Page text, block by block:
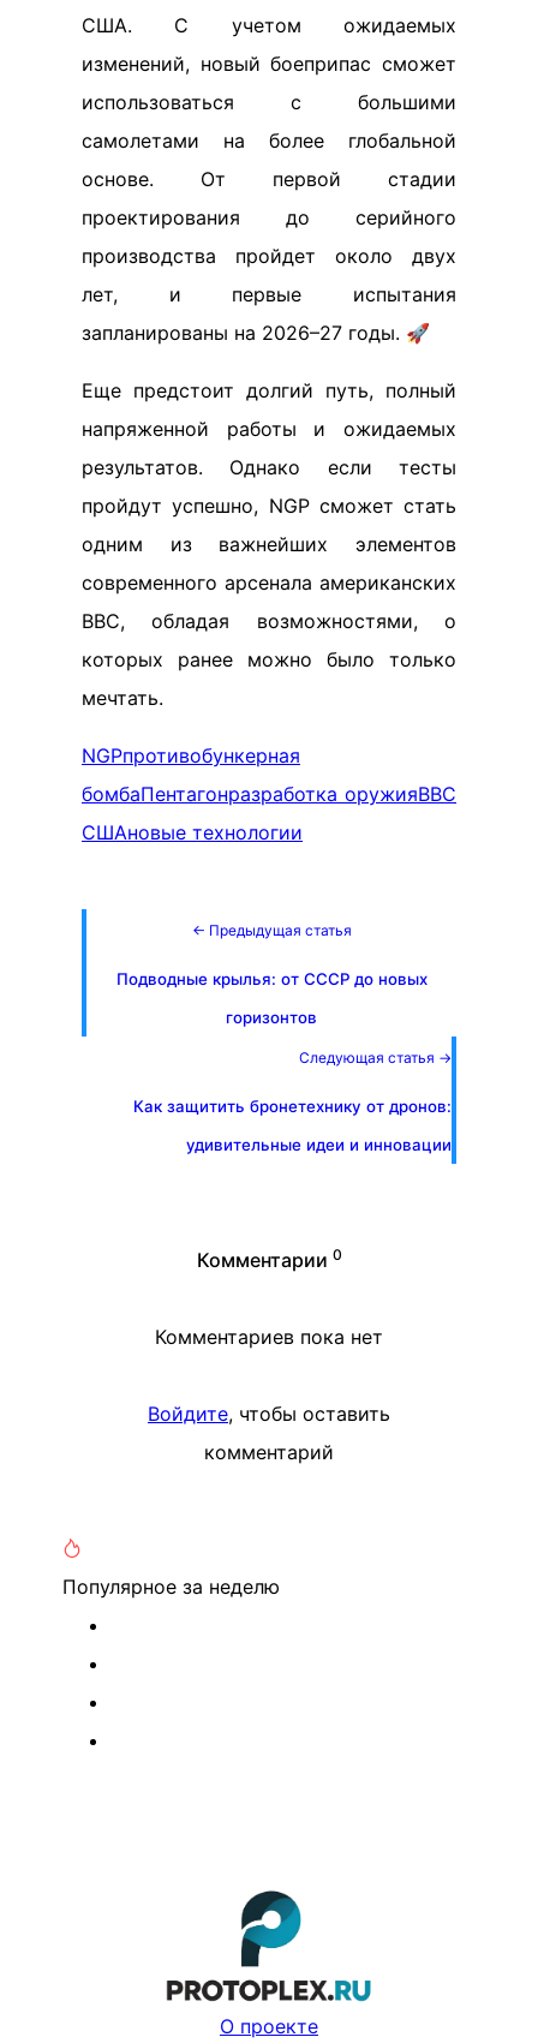
США. С учетом ожидаемых
изменений, новый боеприпас сможет
использоваться с большими
самолетами на более глобальной
основе. От первой стадии
проектирования до серийного
производства пройдет около двух
лет, и первые испытания
запланированы на 2026–27 годы. 🚀
Еще предстоит долгий путь, полный
напряженной работы и ожидаемых
результатов. Однако если тесты
пройдут успешно, NGP сможет стать
одним из важнейших элементов
современного арсенала американских
ВВС, обладая возможностями, о
которых ранее можно было только
мечтать.
NGPпротивобункерная
бомбаПентагонразработка оружияВВС
СШАновые технологии
← Предыдущая статья
Подводные крылья: от СССР до новых
горизонтов
Следующая статья →
Как защитить бронетехнику от дронов:
удивительные идеи и инновации
Комментарии 0
Комментариев пока нет
Войдите, чтобы оставить
комментарий
Популярное за неделю
О проекте